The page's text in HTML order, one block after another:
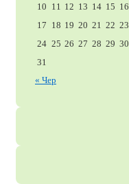
10 11 12 13 14 15 16
17 18 19 20 21 22 23
24 25 26 27 28 29 30
31
« Чер